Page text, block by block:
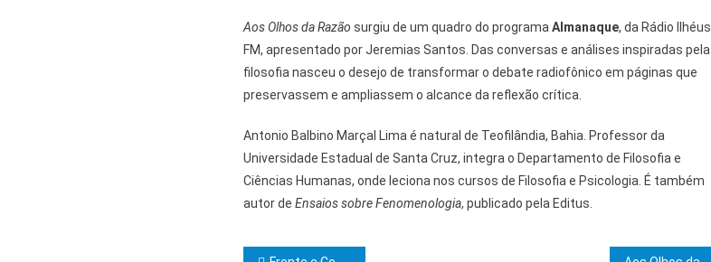
Aos Olhos da Razão surgiu de um quadro do programaAlmanaque, da Rádio Ilhéus
FM, apresentado por Jeremias Santos. Das conversas e análises inspiradas pela
filosofia nasceu o desejo de transformar o debate radiofônico em páginas que
preservassem e ampliassem o alcance da reflexão crítica.
Antonio Balbino Marçal Lima é natural de Teofilândia, Bahia. Professor da
Universidade Estadual de Santa Cruz, integra o Departamento de Filosofia e
Ciências Humanas, onde leciona nos cursos de Filosofia e Psicologia. É também
autor de Ensaios sobre Fenomenologia, publicado pela Editus.